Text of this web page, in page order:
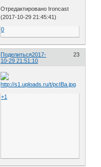
Отредактировано Ironcast
(2017-10-29 21:45:41)
0
Поделиться 23
2017-
10-29 21:51:10
+1